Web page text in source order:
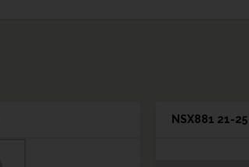
NSX881 21-25